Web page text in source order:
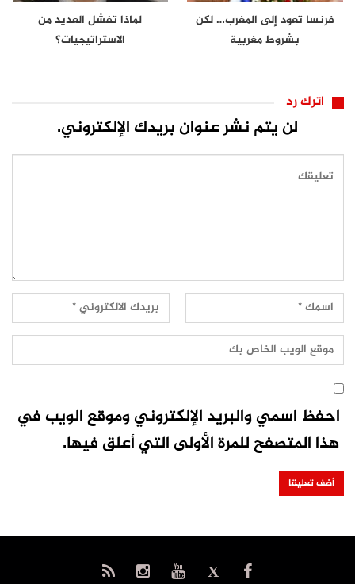
فرنسا تعود إلى المغرب… لكن
بشروط مغربية
لماذا تفشل العديد من
الاستراتيجيات؟
اترك رد
لن يتم نشر عنوان بريدك الإلكتروني.
احفظ اسمي والبريد الإلكتروني وموقع الويب في
هذا المتصفح للمرة الأولى التي أعلق فيها.